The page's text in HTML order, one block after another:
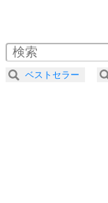
4
2.0倍速 （
2.5倍速 （
3.0倍速 （
ベストセラー